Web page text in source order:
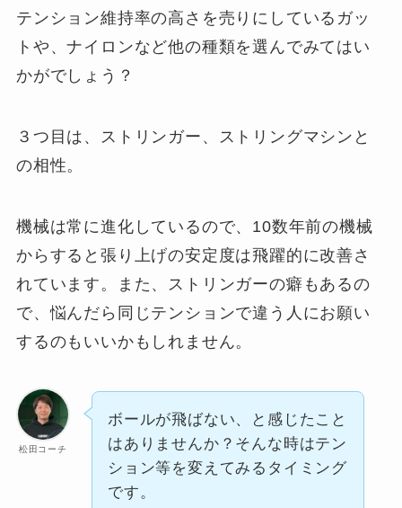
テンション維持率の高さを売りにしているガッ
トや、ナイロンなど他の種類を選んでみてはい
かがでしょう？
３つ目は、ストリンガー、ストリングマシンと
の相性。
機械は常に進化しているので、10数年前の機械
からすると張り上げの安定度は飛躍的に改善さ
れています。また、ストリンガーの癖もあるの
で、悩んだら同じテンションで違う人にお願い
するのもいいかもしれません。
松田コーチ
ボールが飛ばない、と感じたこと
はありませんか？そんな時はテン
ション等を変えてみるタイミング
です。